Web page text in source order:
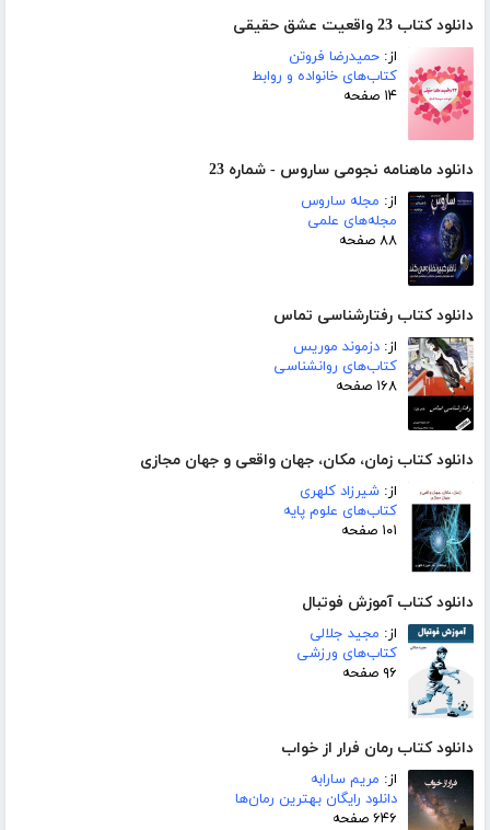
دانلود کتاب 23 واقعیت عشق حقیقی
از: حمیدرضا فروتن
کتاب‌های خانواده و روابط
۱۴ صفحه
دانلود ماهنامه نجومی ساروس - شماره 23
از: مجله ساروس
مجله‌های علمی
۸۸ صفحه
دانلود کتاب رفتارشناسی تماس
از: دزموند موریس
کتاب‌های روانشناسی
۱۶۸ صفحه
دانلود کتاب زمان، مکان، جهان واقعی و جهان مجازی
از: شیرزاد کلهری
کتاب‌های علوم پایه
۱۰۱ صفحه
دانلود کتاب آموزش فوتبال
از: مجید جلالی
کتاب‌های ورزشی
۹۶ صفحه
دانلود کتاب رمان فرار از خواب
از: مریم سارابه
دانلود رایگان بهترین رمان‌ها
۶۴۶ صفحه